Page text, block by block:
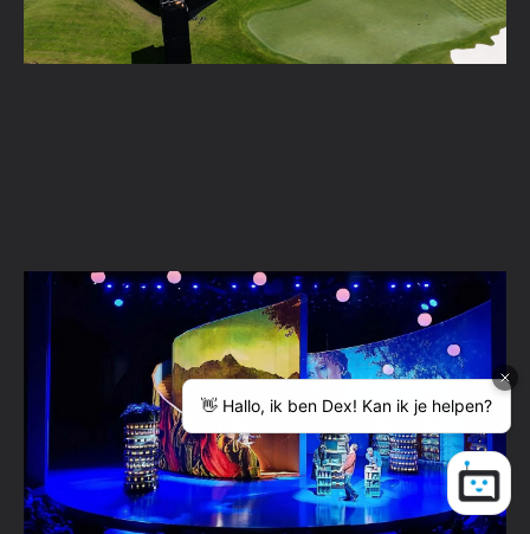
5 podiumontwerpen als inspiratie voor je
volgende project
Lees verder →
Naar alle blogartikelen